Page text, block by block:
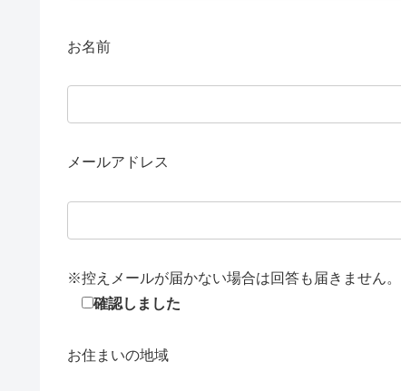
お名前
メールアドレス
※控えメールが届かない場合は回答も届きません。
確認しました
お住まいの地域